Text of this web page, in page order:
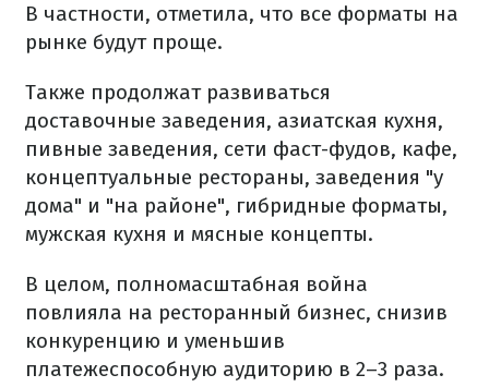
В частности, отметила, что все форматы на
рынке будут проще.
Также продолжат развиваться
доставочные заведения, азиатская кухня,
пивные заведения, сети фаст-фудов, кафе,
концептуальные рестораны, заведения "у
дома" и "на районе", гибридные форматы,
мужская кухня и мясные концепты.
В целом, полномасштабная война
повлияла на ресторанный бизнес, снизив
конкуренцию и уменьшив
платежеспособную аудиторию в 2–3 раза.